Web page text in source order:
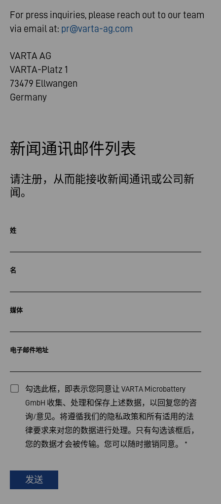
For press inquiries, please reach out to our team
via email at: pr@varta-ag.com
VARTA AG
VARTA-Platz 1
73479 Ellwangen
Germany
新闻通讯邮件列表
请注册，从而能接收新闻通讯或公司新
闻。
姓
名
媒体
电子邮件地址
勾选此框，即表示您同意让 VARTA Microbattery
GmbH 收集、处理和保存上述数据，以回复您的咨
询/意见。将遵循我们的隐私政策和所有适用的法
律要求来对您的数据进行处理。只有勾选该框后，
您的数据才会被传输。您可以随时撤销同意。 *
发送